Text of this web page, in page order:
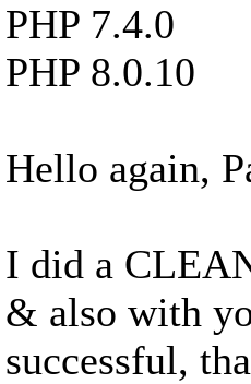
PHP 7.4.0
PHP 8.0.10
Hello again,
I did a
& also with
successful,